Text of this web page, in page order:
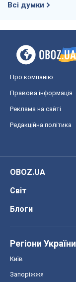
Всі думки
Про компанію
Правова інформація
Реклама на сайті
Редакційна політика
OBOZ.UA
Світ
Блоги
Регіони України
Київ
Запоріжжя